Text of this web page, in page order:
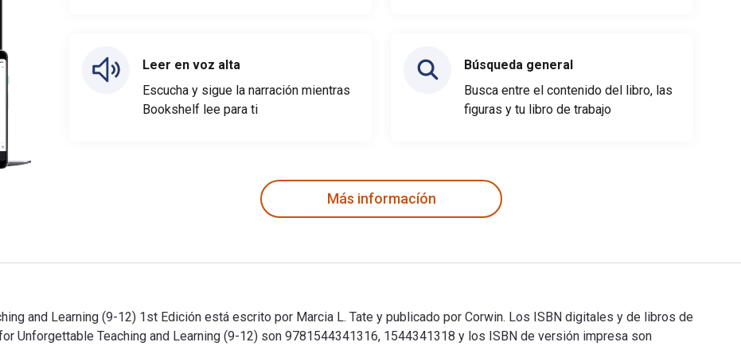
Leer en voz alta
Escucha y sigue la narración mientras
Bookshelf lee para ti
Búsqueda general
Busca entre el contenido del libro, las
figuras y tu libro de trabajo
Más informacíón
and Learning (9-12) 1st Edición está escrito por Marcia L. Tate y publicado por Corwin. Los ISBN digitales y de libros de
Unforgettable Teaching and Learning (9-12) son 9781544341316, 1544341318 y los ISBN de versión impresa son